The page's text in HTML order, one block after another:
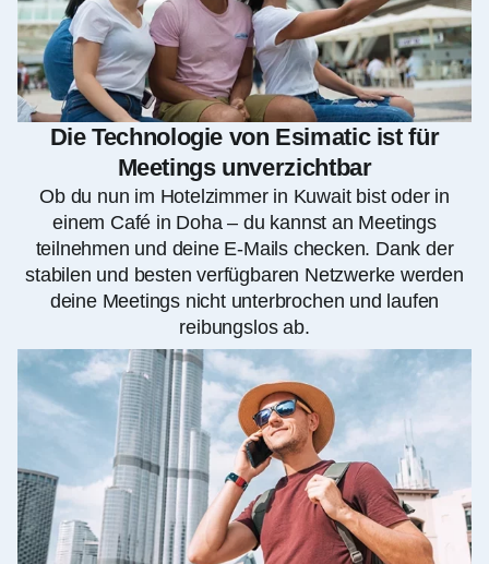
Die Technologie von Esimatic ist für
Meetings unverzichtbar
Ob du nun im Hotelzimmer in Kuwait bist oder in
einem Café in Doha – du kannst an Meetings
teilnehmen und deine E-Mails checken. Dank der
stabilen und besten verfügbaren Netzwerke werden
deine Meetings nicht unterbrochen und laufen
reibungslos ab.